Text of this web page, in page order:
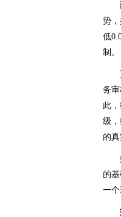
势
低
制。
务
此
级
的
的
一